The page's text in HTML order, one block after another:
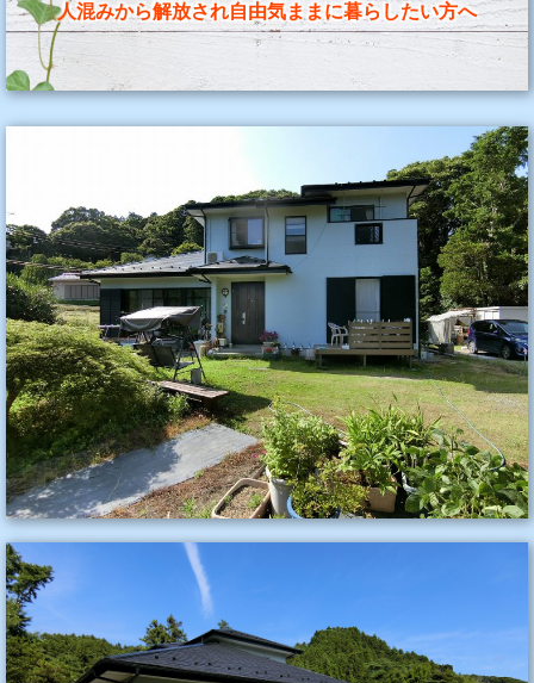
人混みから解放され自由気ままに暮らしたい方へ